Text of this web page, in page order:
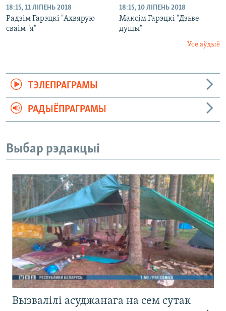
18:15, 11 ЛІПЕНЬ 2018
Радзім Гарэцкі "Ахвярую
сваім "я"
18:15, 10 ЛІПЕНЬ 2018
Максім Гарэцкі "Дзьве
душы"
Усе аўдыё
ТЭЛЕПРАГРАМЫ
РАДЫЁПРАГРАМЫ
Выбар рэдакцыі
Вызвалілі асуджанага на сем сутак